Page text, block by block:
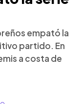
empató la
partido. En
a costa de